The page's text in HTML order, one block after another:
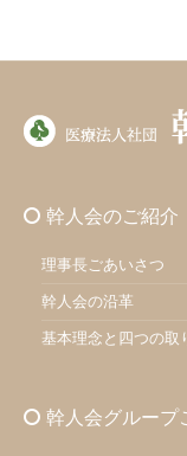
幹人会のご紹介
理事長ごあいさつ
幹人会の沿革
基本理念と四つの取
幹人会グループ